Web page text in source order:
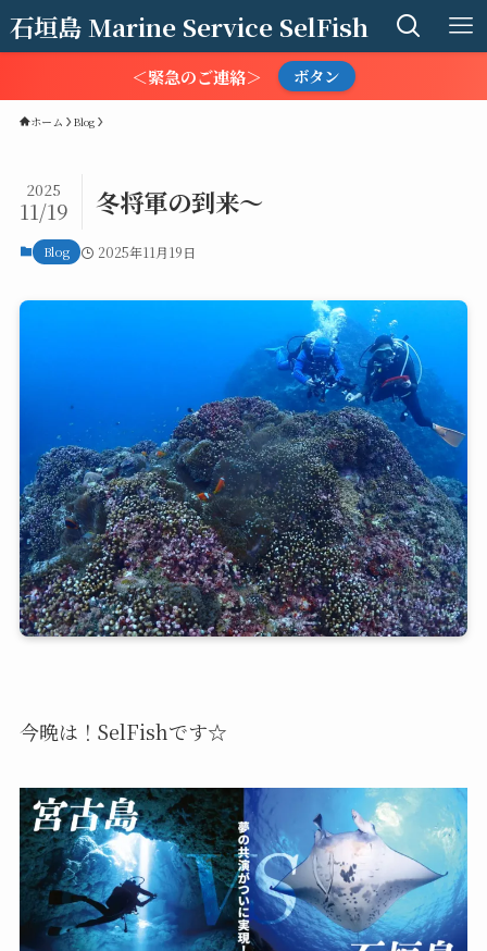
石垣島 Marine Service SelFish
＜緊急のご連絡＞ ボタン
ホーム Blog
冬将軍の到来～
2025
11/19
Blog 2025年11月19日
今晩は！SelFishです☆